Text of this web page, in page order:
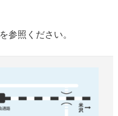
を参照ください。